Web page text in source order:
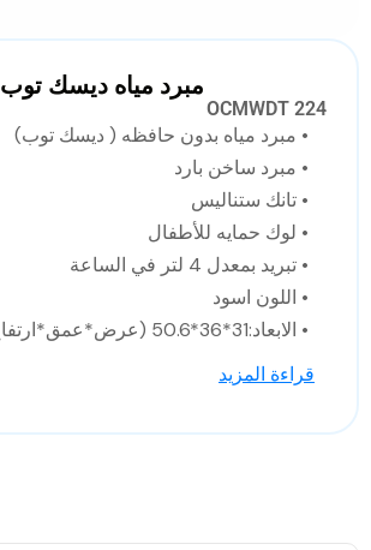
مبرد مياه ديسك توب
OCMWDT 224
• مبرد مياه بدون حافظه ( ديسك توب)
• مبرد ساخن بارد
• تانك ستناليس
• لوك حمايه للأطفال
• تبريد بمعدل 4 لتر في الساعة
• اللون اسود
• الابعاد:31*36*50.6 (عرض*عمق*ارتفاع)
قراءة المزيد